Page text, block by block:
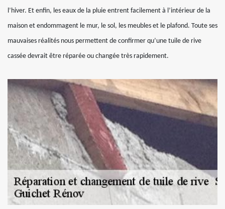
l’hiver. Et enfin, les eaux de la pluie entrent facilement à l’intérieur de la
maison et endommagent le mur, le sol, les meubles et le plafond. Toute ses
mauvaises réalités nous permettent de confirmer qu’une tuile de rive
cassée devrait être réparée ou changée très rapidement.